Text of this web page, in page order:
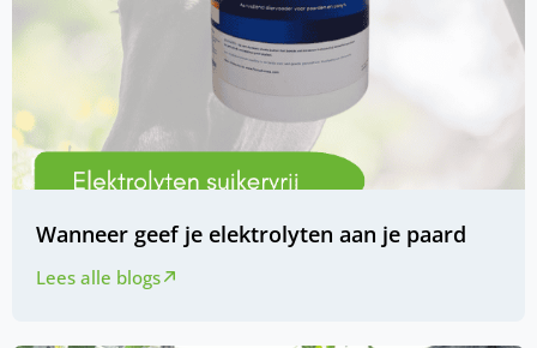
Wanneer geef je elektrolyten aan je paard
Lees alle blogs